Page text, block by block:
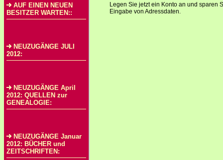
AUF EINEN NEUEN
BESITZER WARTEN::
NEUZUGÄNGE JULI
2012:
NEUZUGÄNGE April
2012: QUELLEN zur
GENEALOGIE:
NEUZUGÄNGE Januar
2012: BÜCHER und
ZEITSCHRIFTEN:
Legen Sie jetzt ein Konto an und sparen
Eingabe von Adressdaten.